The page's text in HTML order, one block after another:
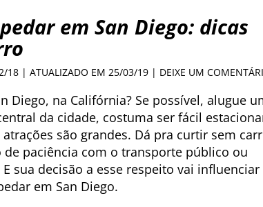
em San Diego: dicas
18 | ATUALIZADO EM 25/03/19 | DEIXE UM
Diego, na Califórnia? Se possível, alugue
da cidade, costuma ser fácil
são grandes. Dá pra curtir sem
paciência com o transporte público ou
sua decisão a esse respeito vai influenciar
em San Diego.